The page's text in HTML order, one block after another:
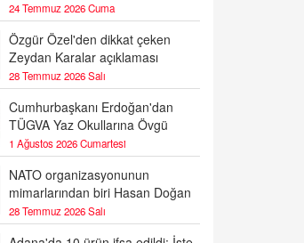
24 Temmuz 2026 Cuma
Özgür Özel'den dikkat çeken
Zeydan Karalar açıklaması
28 Temmuz 2026 Salı
Cumhurbaşkanı Erdoğan'dan
TÜGVA Yaz Okullarına Övgü
1 Ağustos 2026 Cumartesi
NATO organizasyonunun
mimarlarından biri Hasan Doğan
28 Temmuz 2026 Salı